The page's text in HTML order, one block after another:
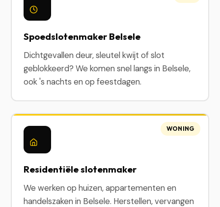
Spoedslotenmaker Belsele
Dichtgevallen deur, sleutel kwijt of slot
geblokkeerd? We komen snel langs in Belsele,
ook 's nachts en op feestdagen.
Residentiële slotenmaker
We werken op huizen, appartementen en
handelszaken in Belsele. Herstellen, vervangen
WONING